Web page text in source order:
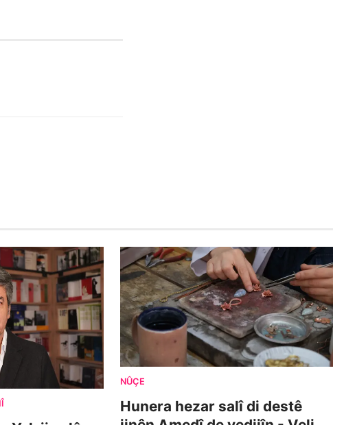
NÛÇE
Hunera hezar salî di destê